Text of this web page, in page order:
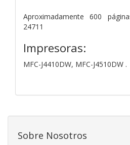
Aproximadamente 600
24711
Impresoras:
MFC-J4410DW, MFC-J4510DW .
Sobre Nosotros